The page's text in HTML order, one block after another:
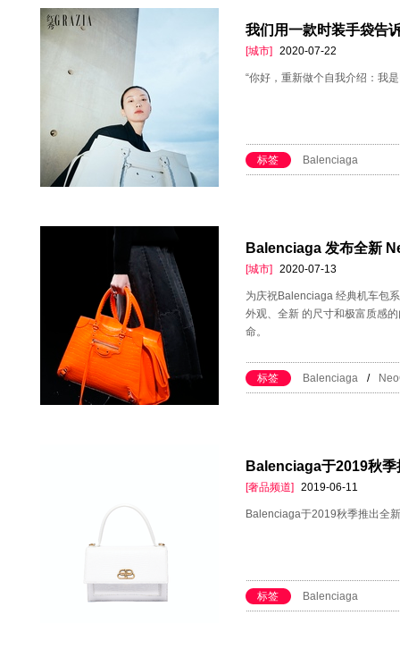
我们用一款时装手袋告
[城市] 2020-07-22
“你好，重新做个自我介绍：我
标签 Balenciaga
Balenciaga 发布全新
[城市] 2020-07-13
为庆祝Balenciaga 经典机车包
外观、全新 的尺寸和极富质感
命。
标签 Balenciaga /
​Balenciaga于2019秋
[奢品频道] 2019-06-11
​Balenciaga于2019秋季推出全
标签 ​Balenciaga